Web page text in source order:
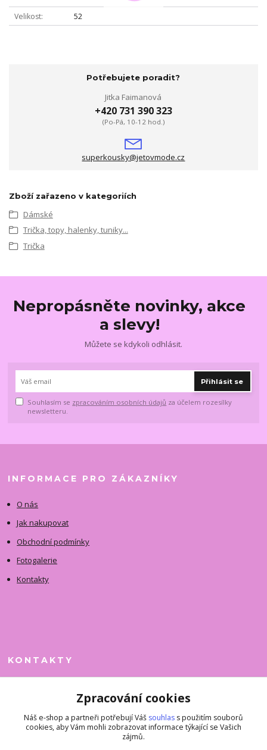
Velikost 52
Potřebujete poradit?
Jitka Faimanová
+420 731 390 323
(Po-Pá, 10-12 hod.)
superkousky@jetovmode.cz
Zboží zařazeno v kategoriích
Dámské
Trička, topy, halenky, tuniky...
Trička
Nepropásněte novinky, akce
a slevy!
Můžete se kdykoli odhlásit.
Přihlásit se
Souhlasím se zpracováním osobních údajů za účelem rozesílky
newsletteru.
INFORMACE PRO ZÁKAZNÍKY
O nás
Jak nakupovat
Obchodní podmínky
Fotogalerie
Kontakty
KONTAKTY
+420 731 390 323
superkousky@jetovmode.cz
Zpracování cookies
Náš e-shop a partneři potřebují Váš souhlas s použitím souborů
cookies, aby Vám mohli zobrazovat informace týkající se Vašich
zájmů.